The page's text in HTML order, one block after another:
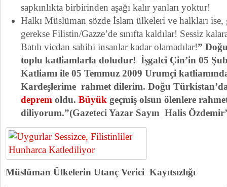
sapkınlıkta birbirinden aşağı kalır yanları yoktur!
Halkı Müslüman sözde İslam ülkeleri ve halkları
gerekse Filistin/Gazze’de sınıfta kaldılar! Sessiz
Batılı vicdan sahibi insanlar kadar olamadılar!”
toplu katliamlarla doludur! İşgalci Çin’in 05
Katliamı ile 05 Temmuz 2009 Urumçi
Kardeşlerime rahmet dilerim. Doğu
deprem oldu. Büyük geçmiş olsun ölenlere
diliyorum.”(Gazeteci Yazar Sayın Halis
Müslüman Ülkelerin Utanç Verici Kayıtsızlığı